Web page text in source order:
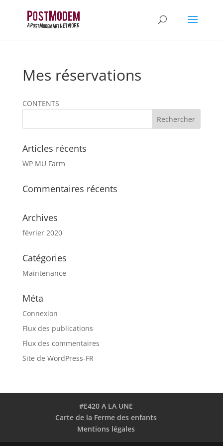
Mes réservations
CONTENTS
Articles récents
WP MU Farm
Commentaires récents
Archives
février 2020
Catégories
Maintenance
Méta
Connexion
Flux des publications
Flux des commentaires
Site de WordPress-FR
#E420 A LA UNE
Carte de la Ferme des enfants
Mentions légales